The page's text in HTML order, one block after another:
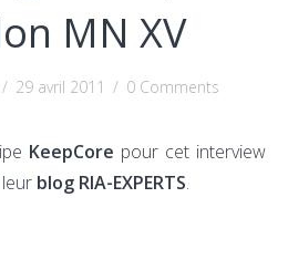
MN XV
/ 29 avril 2011 / 0 Comments
KeepCore pour cet interview
blog RIA-EXPERTS.